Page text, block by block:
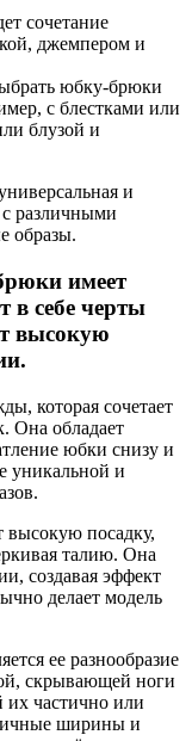
сочетание
джемпером и
юбку-брюки
с блестками или
блузой и
и
различными
образы.
имеет
в себе черты
высокую
которая сочетает
Она обладает
юбки снизу и
уникальной и
высокую посадку,
талию. Она
создавая эффект
делает модель
ее разнообразие
скрывающей ноги
частично или
ширины и